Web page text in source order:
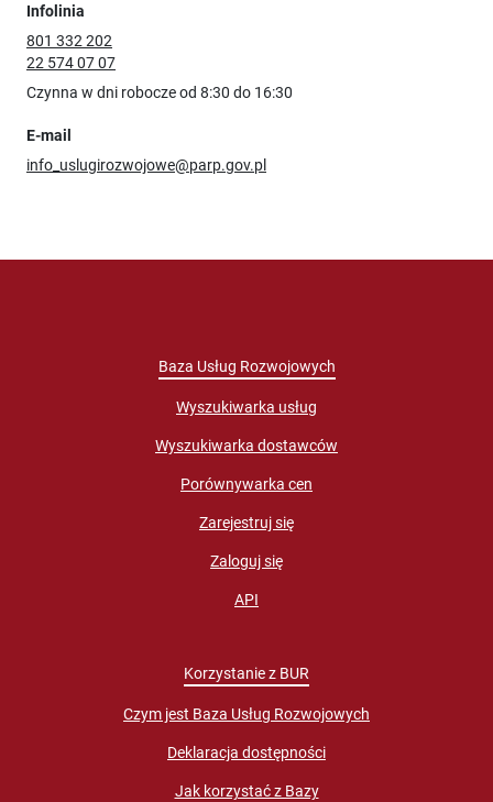
Infolinia
801 332 202
22 574 07 07
Czynna w dni robocze od 8:30 do 16:30
E-mail
info_uslugirozwojowe@parp.gov.pl
Baza Usług Rozwojowych
Wyszukiwarka usług
Wyszukiwarka dostawców
Porównywarka cen
Zarejestruj się
Zaloguj się
API
Korzystanie z BUR
Czym jest Baza Usług Rozwojowych
Deklaracja dostępności
Jak korzystać z Bazy